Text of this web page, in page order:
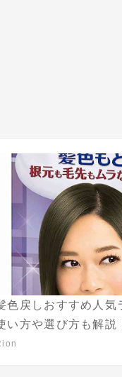
色戻しおすすめ人
い方や選び方も解説